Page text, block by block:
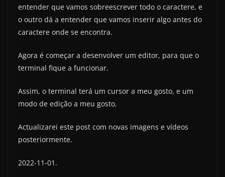
entender que vamos sobreescrever todo o caractere, e
o outro dá a entender que vamos inserir algo antes do
caractere onde se encontra.
Agora é começar a desenvolver um editor, para que o
terminal fique a funcionar.
Assim, o terminal terá um cursor a meu gosto, e um
modo de edição a meu gosto.
Actualizarei este post com novas imagens e vídeos
posteriormente.
2022-11-01.